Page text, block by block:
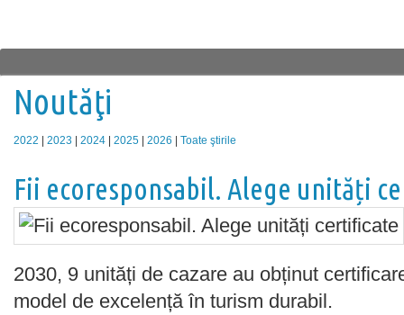
Noutăţi
2022 2023 2024 2025 2026 Toate ştirile
Fii ecoresponsabil. Alege unități
2030, 9 unități de cazare au obținut
model de excelență în turism durabil.